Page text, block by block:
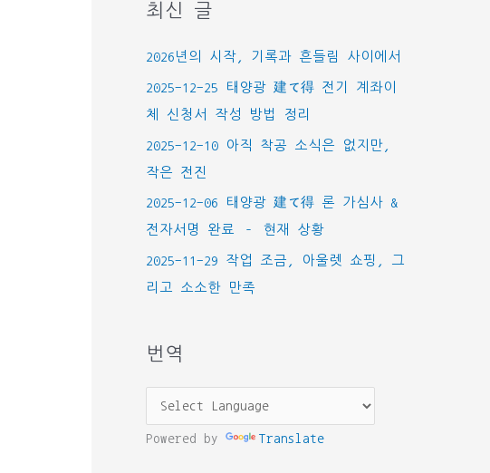
리
최신 글
2026년의 시작, 기록과 흔들림 사이에서
2025-12-25 태양광 建て得 전기 계좌이
체 신청서 작성 방법 정리
2025-12-10 아직 착공 소식은 없지만,
작은 전진
2025-12-06 태양광 建て得 론 가심사 &
전자서명 완료 – 현재 상황
2025-11-29 작업 조금, 아울렛 쇼핑, 그
리고 소소한 만족
번역
Powered by Translate